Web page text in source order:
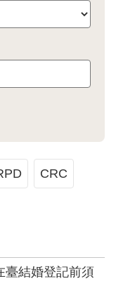
CRC
臺結婚登記前須